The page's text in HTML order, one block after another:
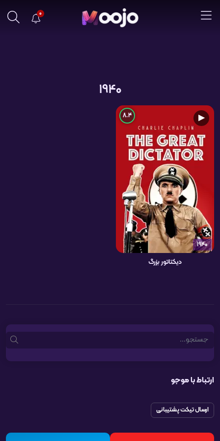
0
1940
1940
▶
8.4
دیکتاتور بزرگ
Search
ارتباط با موجو
ارسال تیکت پشتیبانی